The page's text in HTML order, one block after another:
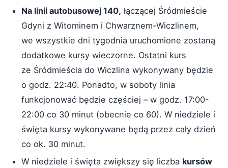
Na linii autobusowej 140, łączącej Śródmieście
Gdyni z Witominem i Chwarznem-Wiczlinem,
we wszystkie dni tygodnia uruchomione zostaną
dodatkowe kursy wieczorne. Ostatni kurs
ze Śródmieścia do Wiczlina wykonywany będzie
o godz. 22:40. Ponadto, w soboty linia
funkcjonować będzie częściej – w godz. 17:00-
22:00 co 30 minut (obecnie co 60). W niedziele i
święta kursy wykonywane będą przez cały dzień
co ok. 30 minut.
W niedziele i święta zwiększy się liczba kursów